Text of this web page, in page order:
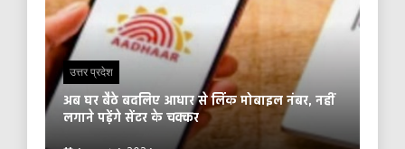
उत्तर प्रदेश
अब घर बैठे बदलिए आधार से लिंक मोबाइल नंबर, नहीं
लगाने पड़ेंगे सेंटर के चक्कर